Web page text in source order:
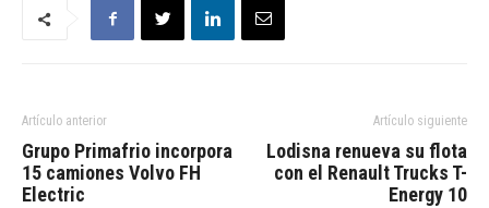
Artículo anterior
Grupo Primafrio incorpora
15 camiones Volvo FH
Electric
Artículo siguiente
Lodisna renueva su flota
con el Renault Trucks T-
Energy 10